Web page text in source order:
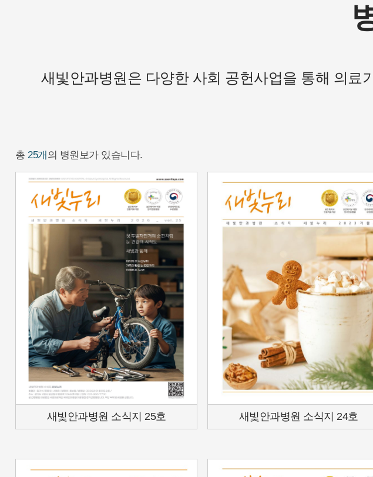
새빛안과병원은 다양한 사회 공헌사업을 통해 의료
총 25개 의 병원보가 있습니다.
새빛안과병원 소식지 25호 새빛안과병원 소식지 24호